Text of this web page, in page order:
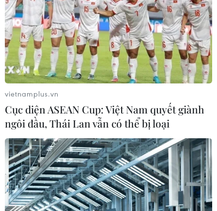
TIN CÙNG CHUYÊN MỤC
vietnamplus.vn
Cục diện ASEAN Cup: Việt Nam quyết giành
ngôi đầu, Thái Lan vẫn có thể bị loại